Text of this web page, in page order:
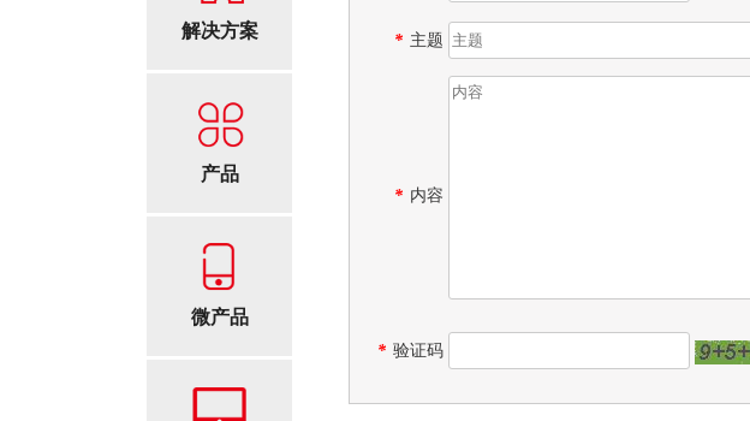
解决方案
产品
微产品
* 主题
* 内容
* 验证码